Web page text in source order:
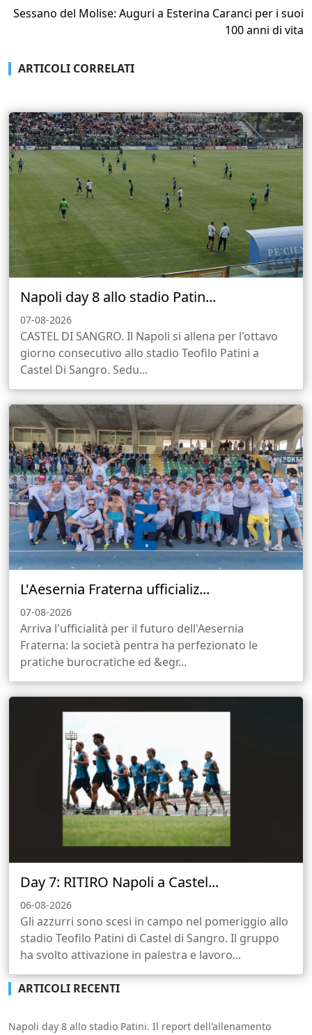
Sessano del Molise: Auguri a Esterina Caranci per i suoi
100 anni di vita
ARTICOLI CORRELATI
Napoli day 8 allo stadio Patin...
07-08-2026
CASTEL DI SANGRO. Il Napoli si allena per l'ottavo
giorno consecutivo allo stadio Teofilo Patini a
Castel Di Sangro. Sedu...
L'Aesernia Fraterna ufficializ...
07-08-2026
Arriva l'ufficialità per il futuro dell'Aesernia
Fraterna: la società pentra ha perfezionato le
pratiche burocratiche ed &egr...
Day 7: RITIRO Napoli a Castel...
06-08-2026
Gli azzurri sono scesi in campo nel pomeriggio allo
stadio Teofilo Patini di Castel di Sangro. Il gruppo
ha svolto attivazione in palestra e lavoro...
ARTICOLI RECENTI
Napoli day 8 allo stadio Patini. Il report dell'allenamento